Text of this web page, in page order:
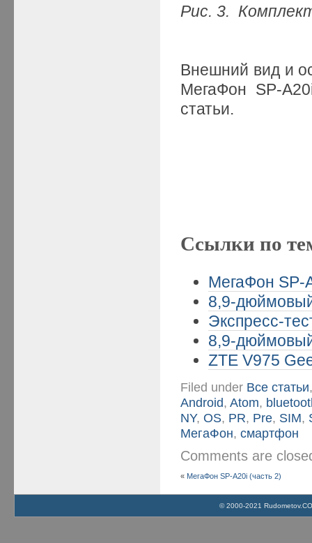
Рис. 3.
Внешний вид и
МегаФон SP-
статьи.
Ссылки по
МегаФон SP-
8,9-
Экспресс-
8,9-
ZTE V975
Filed under Все статьи
Android,Atom,
NY,OS, PR, Pre, SIM,
МегаФон,смартфон
Comments are
« МегаФон SP-A20i (часть 2)
© 2000-2021